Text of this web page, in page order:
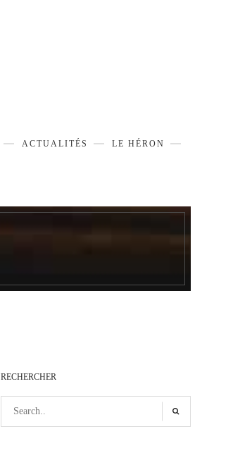
ACTUALITÉS LE HÉRON
RECHERCHER